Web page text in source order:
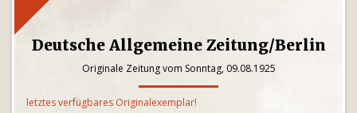
Deutsche Allgemeine Zeitung/Berlin
Originale Zeitung vom Sonntag, 09.08.1925
letztes verfügbares Originalexemplar!